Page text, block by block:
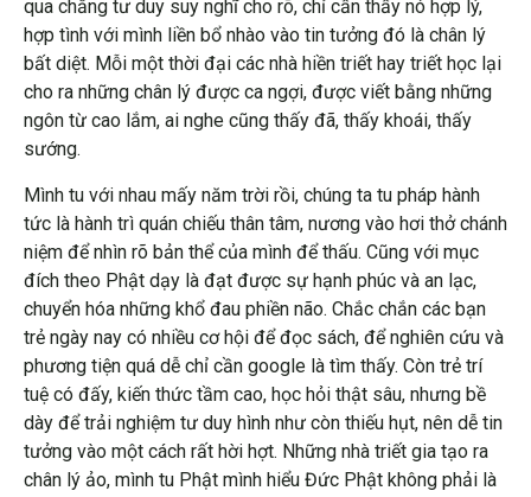
qua chẳng tư duy suy nghĩ cho rõ, chỉ cần thấy nó hợp lý,
hợp tình với mình liền bổ nhào vào tin tưởng đó là chân lý
bất diệt. Mỗi một thời đại các nhà hiền triết hay triết học lại
cho ra những chân lý được ca ngợi, được viết bằng những
ngôn từ cao lắm, ai nghe cũng thấy đã, thấy khoái, thấy
sướng.
Mình tu với nhau mấy năm trời rồi, chúng ta tu pháp hành
tức là hành trì quán chiếu thân tâm, nương vào hơi thở chánh
niệm để nhìn rõ bản thể của mình để thấu. Cũng với mục
đích theo Phật dạy là đạt được sự hạnh phúc và an lạc,
chuyển hóa những khổ đau phiền não. Chắc chắn các bạn
trẻ ngày nay có nhiều cơ hội để đọc sách, để nghiên cứu và
phương tiện quá dễ chỉ cần google là tìm thấy. Còn trẻ trí
tuệ có đấy, kiến thức tầm cao, học hỏi thật sâu, nhưng bề
dày để trải nghiệm tư duy hình như còn thiếu hụt, nên dễ tin
tưởng vào một cách rất hời hợt. Những nhà triết gia tạo ra
chân lý ảo, mình tu Phật mình hiểu Đức Phật không phải là